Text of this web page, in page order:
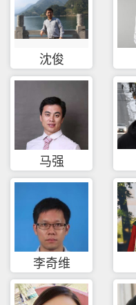
沈俊
马强
李奇维